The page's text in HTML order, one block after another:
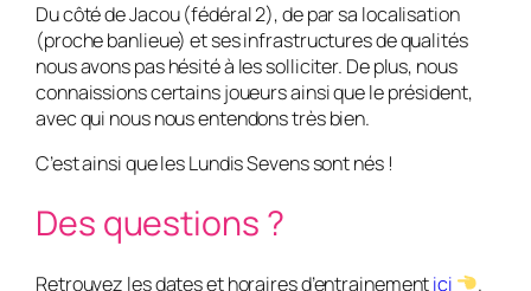
Du côté de Jacou (fédéral 2), de par sa localisation
(proche banlieue) et ses infrastructures de qualités
nous avons pas hésité à les solliciter. De plus, nous
connaissions certains joueurs ainsi que le président,
avec qui nous nous entendons très bien.
C’est ainsi que les Lundis Sevens sont nés !
Des questions ?
Retrouvez les dates et horaires d’entrainementici
.